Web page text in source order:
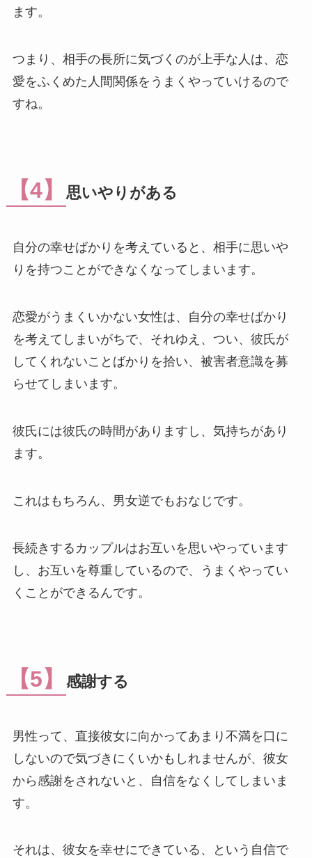
ます。
つまり、相手の長所に気づくのが上手な人は、恋
愛をふくめた人間関係をうまくやっていけるので
すね。
【4】 思いやりがある
自分の幸せばかりを考えていると、相手に思いや
りを持つことができなくなってしまいます。
恋愛がうまくいかない女性は、自分の幸せばかり
を考えてしまいがちで、それゆえ、つい、彼氏が
してくれないことばかりを拾い、被害者意識を募
らせてしまいます。
彼氏には彼氏の時間がありますし、気持ちがあり
ます。
これはもちろん、男女逆でもおなじです。
長続きするカップルはお互いを思いやっています
し、お互いを尊重しているので、うまくやってい
くことができるんです。
【5】 感謝する
男性って、直接彼女に向かってあまり不満を口に
しないので気づきにくいかもしれませんが、彼女
から感謝をされないと、自信をなくしてしまいま
す。
それは、彼女を幸せにできている、という自信で